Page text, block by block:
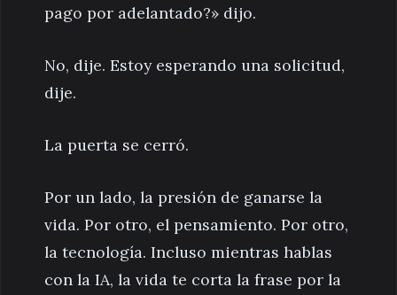
pago por adelantado?» dijo.
No, dije. Estoy esperando una solicitud,
dije.
La puerta se cerró.
Por un lado, la presión de ganarse la
vida. Por otro, el pensamiento. Por otro,
la tecnología. Incluso mientras hablas
con la IA, la vida te corta la frase por la